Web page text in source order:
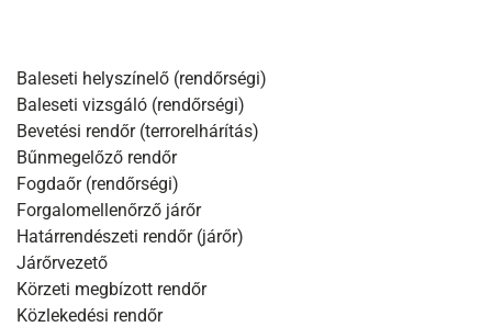
Baleseti helyszínelő (rendőrségi)
Baleseti vizsgáló (rendőrségi)
Bevetési rendőr (terrorelhárítás)
Bűnmegelőző rendőr
Fogdaőr (rendőrségi)
Forgalomellenőrző járőr
Határrendészeti rendőr (járőr)
Járőrvezető
Körzeti megbízott rendőr
Közlekedési rendőr